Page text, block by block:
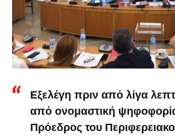
Εξελέγη πριν από λίγα
από ονομαστική
Πρόεδρος του